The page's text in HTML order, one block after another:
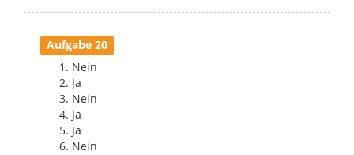
Aufgabe 20
Nein
Ja
Nein
Ja
Ja
Nein